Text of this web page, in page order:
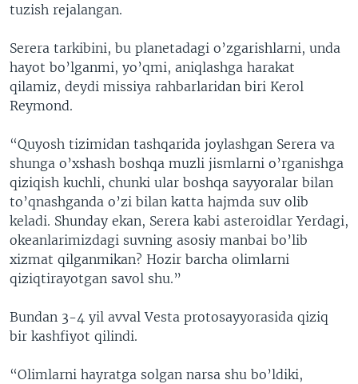
tuzish rejalangan.
Serera tarkibini, bu planetadagi o’zgarishlarni, unda
hayot bo’lganmi, yo’qmi, aniqlashga harakat
qilamiz, deydi missiya rahbarlaridan biri Kerol
Reymond.
“Quyosh tizimidan tashqarida joylashgan Serera va
shunga o’xshash boshqa muzli jismlarni o’rganishga
qiziqish kuchli, chunki ular boshqa sayyoralar bilan
to’qnashganda o’zi bilan katta hajmda suv olib
keladi. Shunday ekan, Serera kabi asteroidlar Yerdagi,
okeanlarimizdagi suvning asosiy manbai bo’lib
xizmat qilganmikan? Hozir barcha olimlarni
qiziqtirayotgan savol shu.”
Bundan 3-4 yil avval Vesta protosayyorasida qiziq
bir kashfiyot qilindi.
“Olimlarni hayratga solgan narsa shu bo’ldiki,